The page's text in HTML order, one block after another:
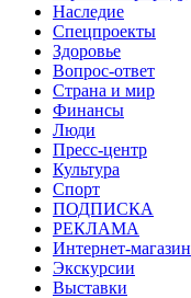
Наследие
Спецпроекты
Здоровье
Вопрос-ответ
Страна и мир
Финансы
Люди
Пресс-центр
Культура
Спорт
ПОДПИСКА
РЕКЛАМА
Интернет-магазин
Экскурсии
Выставки